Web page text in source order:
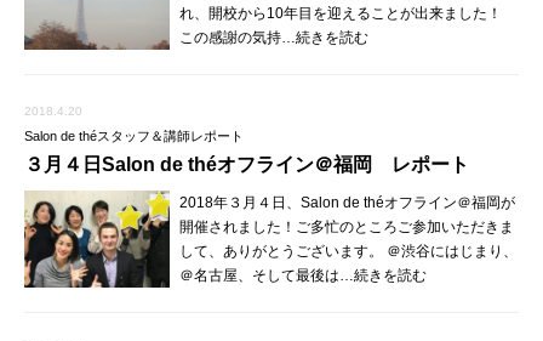
れ、開校から10年目を迎えることが出来ました！
この感謝の気持…続きを読む
2018.4.20
Salon de théスタッフ＆講師レポート
３月４日Salon de théオフライン＠福岡 レポート
2018年３月４日、Salon de théオフライン＠福岡が
開催されました！ご多忙のところご参加いただきま
して、ありがとうございます。 ＠渋谷にはじまり、
＠名古屋、そして最後は…続きを読む